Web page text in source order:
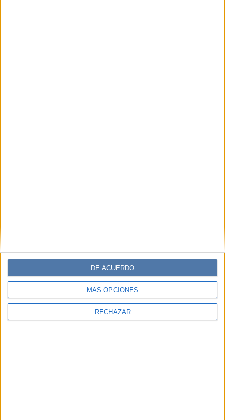
MÁS OPCIONES
RECHAZAR
DE ACUERDO